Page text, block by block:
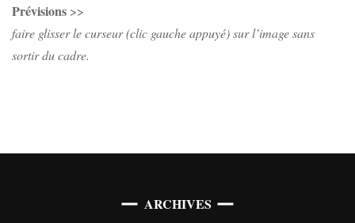
Prévisions >>
faire glisser le curseur (clic gauche appuyé) sur l’image sans
sortir du cadre.
ARCHIVES
Archives